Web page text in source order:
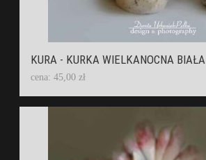
KURA - KURKA WIELKANOCNA BIAŁA
cena: 45,00 zł